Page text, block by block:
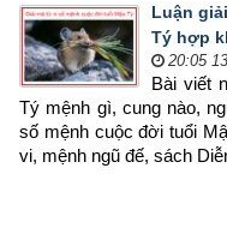
Luận
Tý hợp
20:05
Bài viết
Tý mệnh gì, cung nào,
số mệnh cuộc đời tuổi
vi, mệnh ngũ đế, sách